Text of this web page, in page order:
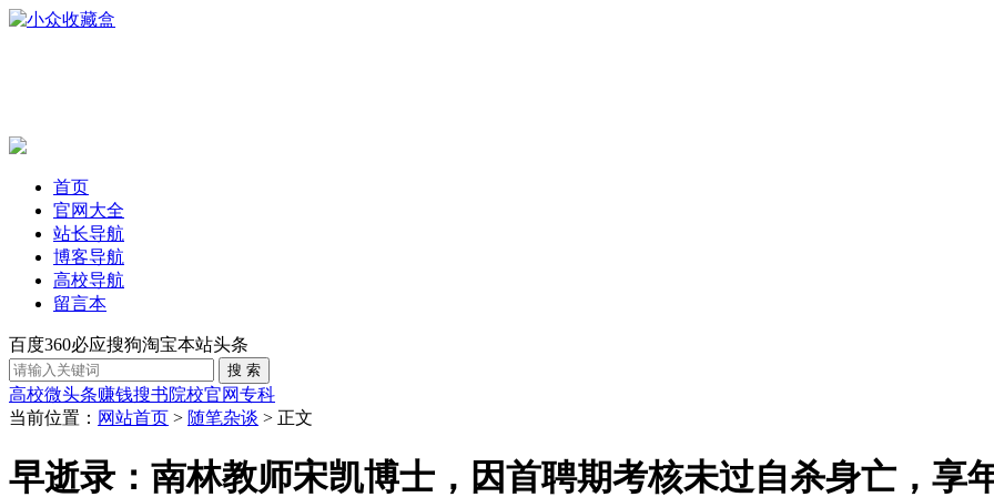
首页
官网大全
站长导航
博客导航
高校导航
留言本
百度360必应搜狗淘宝本站头条
高校微头条赚钱搜书院校官网专科
当前位置： 网站首页 > 随笔杂谈 > 正文
早逝录：南林教师宋凯博士，因首聘期考核未过自杀身亡，享